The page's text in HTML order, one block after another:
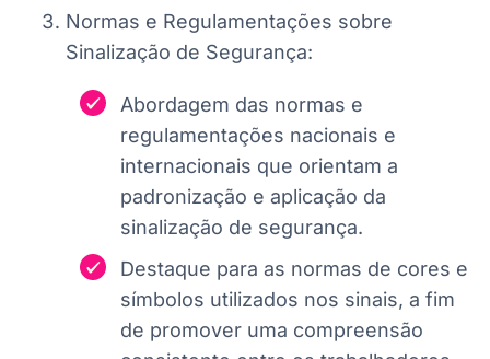
Normas e Regulamentações sobre
Sinalização de Segurança:
Abordagem das normas e
regulamentações nacionais e
internacionais que orientam a
padronização e aplicação da
sinalização de segurança.
Destaque para as normas de cores e
símbolos utilizados nos sinais, a fim
de promover uma compreensão